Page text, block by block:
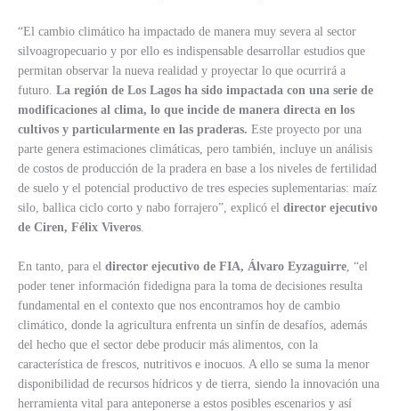
“El cambio climático ha impactado de manera muy severa al sector
silvoagropecuario y por ello es indispensable desarrollar estudios que
permitan observar la nueva realidad y proyectar lo que ocurrirá a
futuro. La región de Los Lagos ha sido impactada con una serie de
modificaciones al clima, lo que incide de manera directa en los
cultivos y particularmente en las praderas. Este proyecto por una
parte genera estimaciones climáticas, pero también, incluye un análisis
de costos de producción de la pradera en base a los niveles de fertilidad
de suelo y el potencial productivo de tres especies suplementarias: maíz
silo, ballica ciclo corto y nabo forrajero”, explicó el director ejecutivo
de Ciren, Félix Viveros
En tanto, para el director ejecutivo de FIA, Álvaro Eyzaguirre , “el
poder tener información fidedigna para la toma de decisiones resulta
fundamental en el contexto que nos encontramos hoy de cambio
climático, donde la agricultura enfrenta un sinfín de desafíos, además
del hecho que el sector debe producir más alimentos, con la
característica de frescos, nutritivos e inocuos. A ello se suma la menor
disponibilidad de recursos hídricos y de tierra, siendo la innovación una
herramienta vital para anteponerse a estos posibles escenarios y así